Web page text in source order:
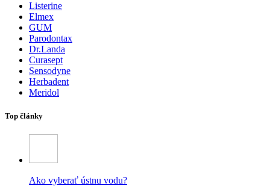
Listerine
Elmex
GUM
Parodontax
Dr.Landa
Curasept
Sensodyne
Herbadent
Meridol
Top články
Ako vyberať ústnu vodu?